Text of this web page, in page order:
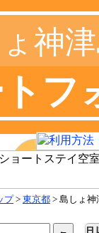
神
フ
プ> 東京都 > 島しょ神